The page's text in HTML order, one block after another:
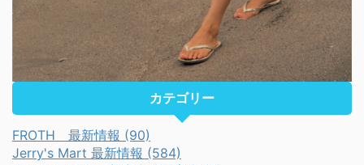
カテゴリー
FROTH 最新情報 (90)
Jerry's Mart 最新情報 (584)